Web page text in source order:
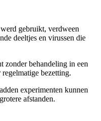
gebruikt, verdween
deeltjes en virussen die
zonder behandeling in een
bezetting.
experimenten kunnen
afstanden.